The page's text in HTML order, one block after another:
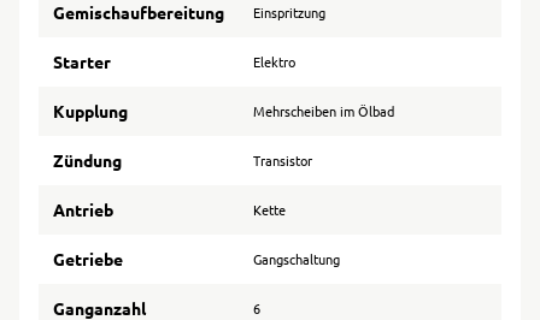
Gemischaufbereitung Einspritzung
Starter Elektro
Kupplung Mehrscheiben im Ölbad
Zündung Transistor
Antrieb Kette
Getriebe Gangschaltung
Ganganzahl 6